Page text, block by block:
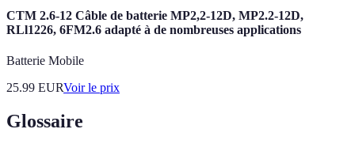
CTM 2.6-12 Câble de batterie MP2,2-12D, MP2.2-12D,
RLl1226, 6FM2.6 adapté à de nombreuses applications
Batterie Mobile
25.99 EURVoir le prix
Glossaire